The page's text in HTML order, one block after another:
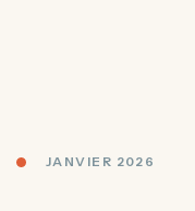
JANVIER 2026